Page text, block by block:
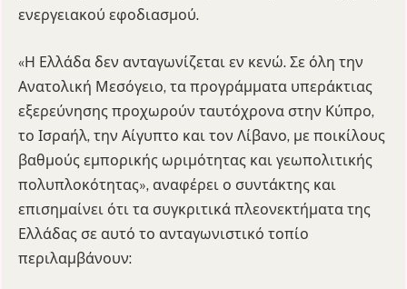
ενεργειακού εφοδιασμού.
«Η Ελλάδα δεν ανταγωνίζεται εν κενώ. Σε όλη την
Ανατολική Μεσόγειο, τα προγράμματα υπεράκτιας
εξερεύνησης προχωρούν ταυτόχρονα στην Κύπρο,
το Ισραήλ, την Αίγυπτο και τον Λίβανο, με ποικίλους
βαθμούς εμπορικής ωριμότητας και γεωπολιτικής
πολυπλοκότητας», αναφέρει ο συντάκτης και
επισημαίνει ότι τα συγκριτικά πλεονεκτήματα της
Ελλάδας σε αυτό το ανταγωνιστικό τοπίο
περιλαμβάνουν: